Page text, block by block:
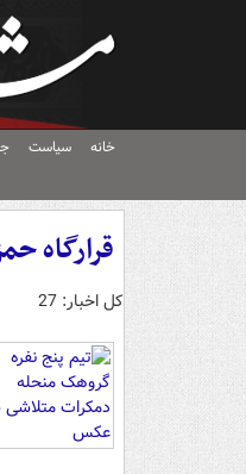
خانه سیاست
قرارگاه
کل اخبار: 27